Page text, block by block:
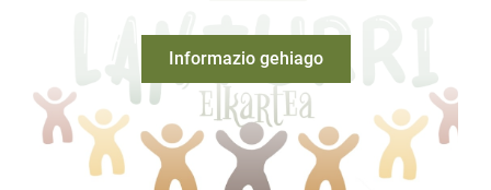
Informazio gehiago